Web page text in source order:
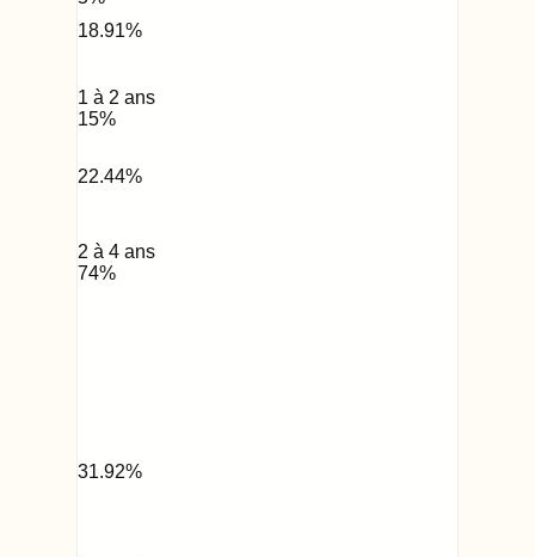
18.91%
1 à 2 ans
15%
22.44%
2 à 4 ans
74%
31.92%